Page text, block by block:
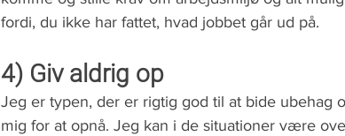
fordi, du ikke har fattet, hvad jobbet går ud på.
4) Giv aldrig op
Jeg er typen, der er rigtig god til at bide ubehag
mig for at opnå. Jeg kan i de situationer være